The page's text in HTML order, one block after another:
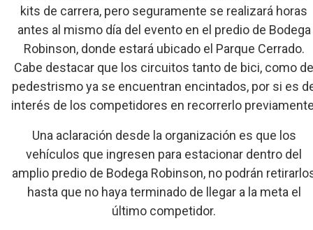
kits de carrera, pero seguramente se realizará horas
antes al mismo día del evento en el predio de Bodega
Robinson, donde estará ubicado el Parque Cerrado.
Cabe destacar que los circuitos tanto de bici, como
pedestrismo ya se encuentran encintados, por si es
interés de los competidores en recorrerlo
Una aclaración desde la organización es que los
vehículos que ingresen para estacionar dentro del
amplio predio de Bodega Robinson, no podrán
hasta que no haya terminado de llegar a la meta el
último competidor.